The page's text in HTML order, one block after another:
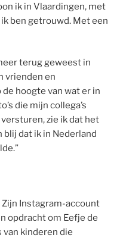
ik in Vlaardingen, met
ben getrouwd. Met een
terug geweest in
vrienden en
hoogte van wat er in
die mijn collega’s
zie ik dat het
dat ik in Nederland
Zijn Instagram-account
opdracht om Eefje de
kinderen die